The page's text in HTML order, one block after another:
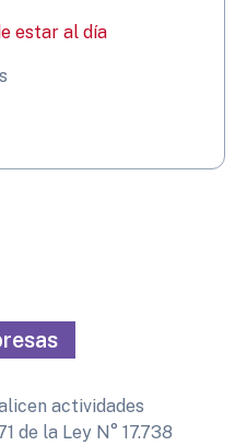
estar al día
actividades
de la Ley N° 17.738